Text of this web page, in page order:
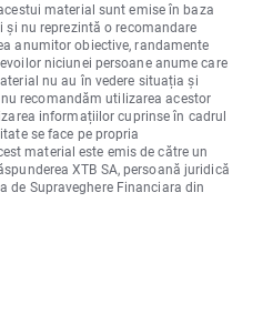
material sunt emise în baza
nu reprezintă o recomandare
anumitor obiective, randamente
niciunei persoane anume care
nu au în vedere situația și
recomandăm utilizarea acestor
informațiilor cuprinse în cadrul
se face pe propria
material este emis de către un
XTB SA, persoană juridică
de Supraveghere Financiara din